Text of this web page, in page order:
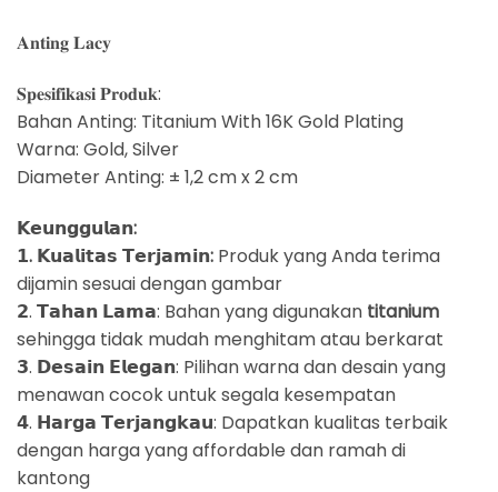
𝐀𝐧𝐭𝐢𝐧𝐠 𝐋𝐚𝐜𝐲
𝐒𝐩𝐞𝐬𝐢𝐟𝐢𝐤𝐚𝐬𝐢 𝐏𝐫𝐨𝐝𝐮𝐤:
Bahan Anting: Titanium With 16K Gold Plating
Warna: Gold, Silver
Diameter Anting: ± 1,2 cm x 2 cm
𝗞𝗲𝘂𝗻𝗴𝗴𝘂𝗹𝗮𝗻:
𝟭. 𝗞𝘂𝗮𝗹𝗶𝘁𝗮𝘀 𝗧𝗲𝗿𝗷𝗮𝗺𝗶𝗻: Produk yang Anda terima
dijamin sesuai dengan gambar
𝟮. 𝗧𝗮𝗵𝗮𝗻 𝗟𝗮𝗺𝗮: Bahan yang digunakan titanium
sehingga tidak mudah menghitam atau berkarat
𝟯. 𝗗𝗲𝘀𝗮𝗶𝗻 𝗘𝗹𝗲𝗴𝗮𝗻: Pilihan warna dan desain yang
menawan cocok untuk segala kesempatan
𝟰. 𝗛𝗮𝗿𝗴𝗮 𝗧𝗲𝗿𝗷𝗮𝗻𝗴𝗸𝗮𝘂: Dapatkan kualitas terbaik
dengan harga yang affordable dan ramah di
kantong